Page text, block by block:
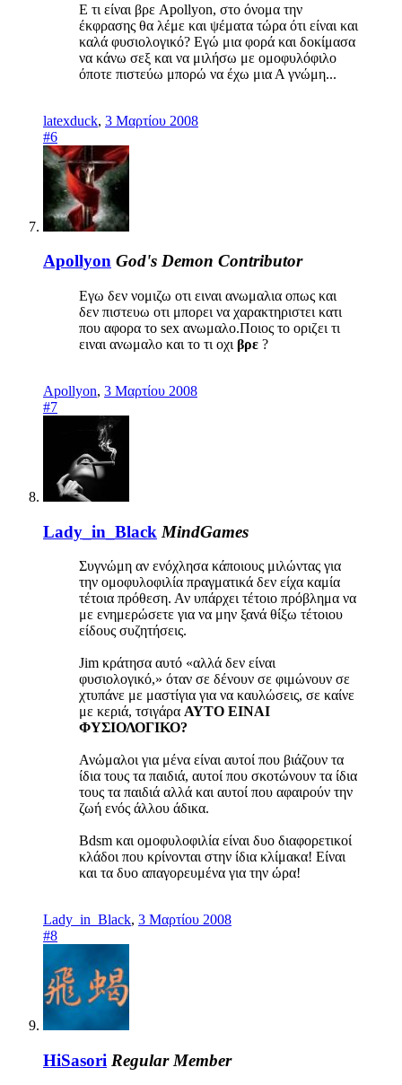
Ε τι είναι βρε Apollyon, στο όνομα την
έκφρασης θα λέμε και ψέματα τώρα ότι είναι και
καλά φυσιολογικό? Εγώ μια φορά και δοκίμασα
να κάνω σεξ και να μιλήσω με ομοφυλόφιλο
όποτε πιστεύω μπορώ να έχω μια Α γνώμη...
latexduck, 3 Μαρτίου 2008
#6
Apollyon God's Demon Contributor
Εγω δεν νομιζω οτι ειναι ανωμαλια οπως και
δεν πιστευω οτι μπορει να χαρακτηριστει κατι
που αφορα το sex ανωμαλο.Ποιος το οριζει τι
ειναι ανωμαλο και το τι οχι βρε ?
Apollyon, 3 Μαρτίου 2008
#7
Lady_in_Black MindGames
Συγνώμη αν ενόχλησα κάποιους μιλώντας για
την ομοφυλοφιλία πραγματικά δεν είχα καμία
τέτοια πρόθεση. Αν υπάρχει τέτοιο πρόβλημα να
με ενημερώσετε για να μην ξανά θίξω τέτοιου
είδους συζητήσεις.
Jim κράτησα αυτό «αλλά δεν είναι
φυσιολογικό,» όταν σε δένουν σε φιμώνουν σε
χτυπάνε με μαστίγια για να καυλώσεις, σε καίνε
με κεριά, τσιγάρα ΑΥΤΟ ΕΙΝΑΙ
ΦΥΣΙΟΛΟΓΙΚΟ?
Ανώμαλοι για μένα είναι αυτοί που βιάζουν τα
ίδια τους τα παιδιά, αυτοί που σκοτώνουν τα ίδια
τους τα παιδιά αλλά και αυτοί που αφαιρούν την
ζωή ενός άλλου άδικα.
Bdsm και ομοφυλοφιλία είναι δυο διαφορετικοί
κλάδοι που κρίνονται στην ίδια κλίμακα! Είναι
και τα δυο απαγορευμένα για την ώρα!
Lady_in_Black, 3 Μαρτίου 2008
#8
HiSasori Regular Member